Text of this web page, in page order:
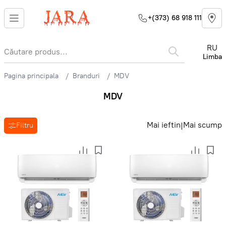
+(373) 68 918 111
RU
Limba
Pagina principala Branduri MDV
MDV
Filtru Mai ieftin|Mai scump